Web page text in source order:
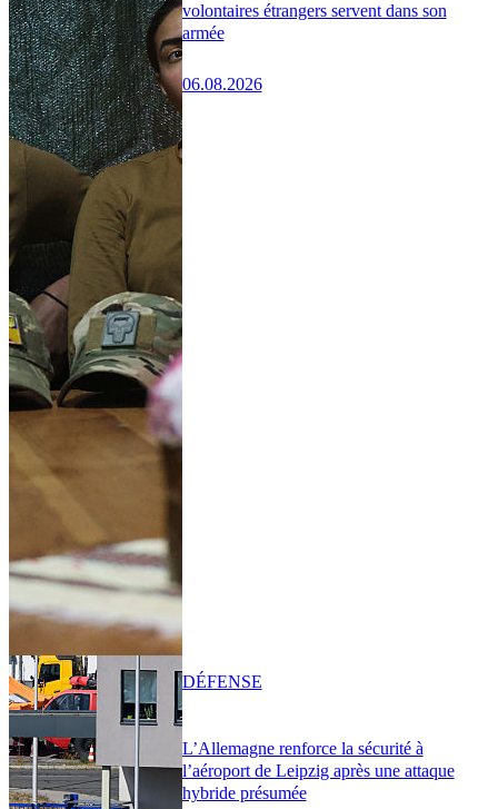
volontaires étrangers servent dans son
armée
06.08.2026
L’Allemagne renforce la sécurité à
l’aéroport de Leipzig après une attaque
hybride présumée
DÉFENSE